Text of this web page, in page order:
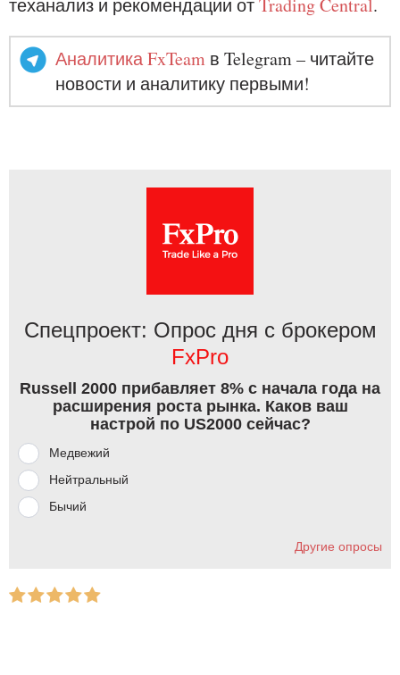
теханализ и рекомендации отTrading Central.
Аналитика FxTeam в Telegram – читайте
новости и аналитику первыми!
Спецпроект: Опрос дня с брокером
FxPro
Russell 2000 прибавляет 8% с начала года на
расширения роста рынка. Каков ваш
настрой по US2000 сейчас?
Медвежий
Нейтральный
Бычий
Другие опросы